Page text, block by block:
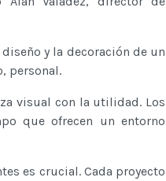
y la decoración de un
personal.
visual con la utilidad. Los
que ofrecen un entorno
es crucial. Cada proyecto